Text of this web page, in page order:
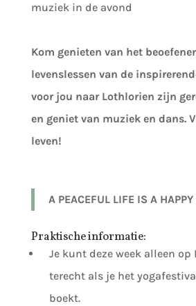
muziek in de avond
Kom genieten van het
levenslessen van de
voor jou naar Lothlorien zijn
en geniet van muziek en dans.
leven!
A PEACEFUL LIFE IS A HAPPY
Praktische informatie:
Je kunt deze week alleen
terecht als je het
boekt.